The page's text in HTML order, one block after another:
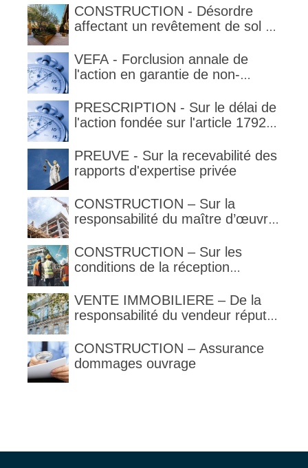
délimitant l'étendue temporelle de
la garantie en condition de la
CONSTRUCTION - Désordre
affectant un revêtement de sol et
VEFA - Forclusion annale de
l'action en garantie de non-
PRESCRIPTION - Sur le délai de
l'action fondée sur l'article 1792-
PREUVE - Sur la recevabilité des
rapports d'expertise privée
CONSTRUCTION – Sur la
responsabilité du maître d’œuvre
l’architecte supporte une
obligation de contrôle étendu
CONSTRUCTION – Sur les
conditions de la réception
VENTE IMMOBILIERE – De la
responsabilité du vendeur réputé
1792 et suivants du code civil
CONSTRUCTION – Assurance
dommages ouvrage